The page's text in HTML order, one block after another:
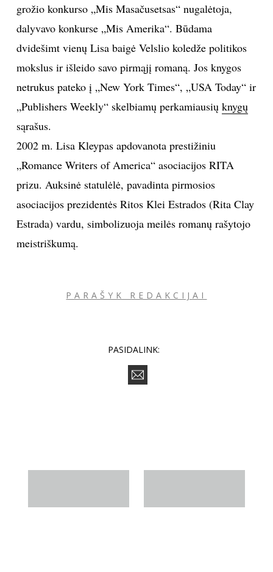
grožio konkurso „Mis Masačusetsas“ nugalėtoja,
dalyvavo konkurse „Mis Amerika“. Būdama
dvidešimt vienų Lisa baigė Velslio koledže politikos
mokslus ir išleido savo pirmąjį romaną. Jos knygos
netrukus pateko į „New York Times“, „USA Today“ ir
„Publishers Weekly“ skelbiamų perkamiausių knygų
sąrašus.
2002 m. Lisa Kleypas apdovanota prestižiniu
„Romance Writers of America“ asociacijos RITA
prizu. Auksinė statulėlė, pavadinta pirmosios
asociacijos prezidentės Ritos Klei Estrados (Rita Clay
Estrada) vardu, simbolizuoja meilės romanų rašytojo
meistriškumą.
PARAŠYK REDAKCIJAI
PASIDALINK: